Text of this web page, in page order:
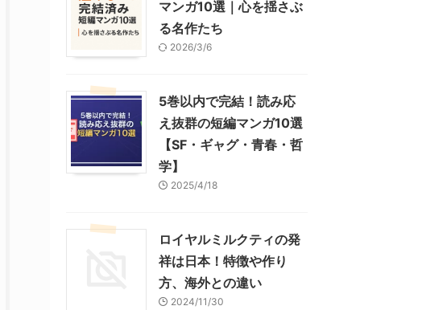
マンガ10選｜心を揺さぶ
る名作たち
2026/3/6
5巻以内で完結！読み応
え抜群の短編マンガ10選
【SF・ギャグ・青春・哲
学】
2025/4/18
ロイヤルミルクティの発
祥は日本！特徴や作り
方、海外との違い
2024/11/30